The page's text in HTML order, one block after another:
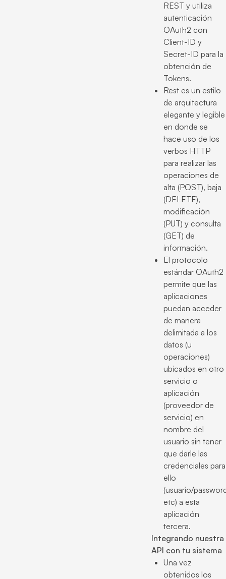
REST y utiliza
autenticación
OAuth2 con
Client-ID y
Secret-ID para la
obtención de
Tokens.
Rest es un estilo
de arquitectura
elegante y legible
en donde se
hace uso de los
verbos HTTP
para realizar las
operaciones de
alta (POST), baja
(DELETE),
modificación
(PUT) y consulta
(GET) de
información.
El protocolo
estándar OAuth2
permite que las
aplicaciones
puedan acceder
de manera
delimitada a los
datos (u
operaciones)
ubicados en otro
servicio o
aplicación
(proveedor de
servicio) en
nombre del
usuario sin tener
que darle las
credenciales para
ello
(usuario/
etc) a esta
aplicación
tercera.
Integrando nuestra
API con tu sistema
Una vez
obtenidos los